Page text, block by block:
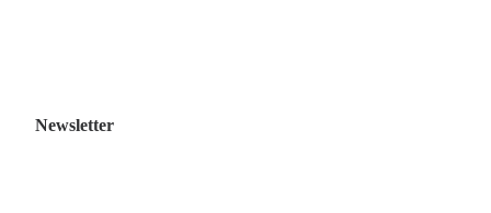
Newsletter